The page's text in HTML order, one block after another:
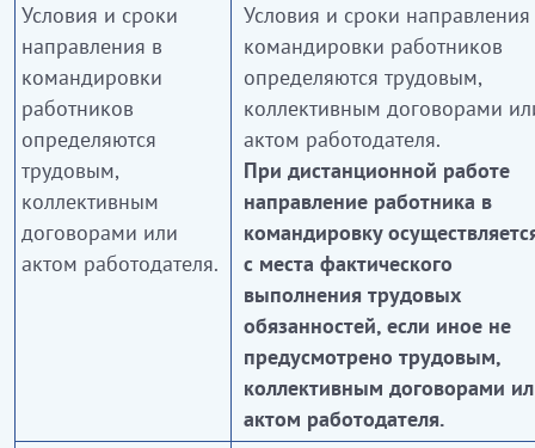
Условия и сроки
направления в
командировки
работников
определяются
трудовым,
коллективным
договорами или
актом работодателя.
Условия и сроки направления
командировки работников
определяются трудовым,
коллективным договорами
актом работодателя.
При дистанционной работе
направление работника в
командировку
с места фактического
выполнения трудовых
обязанностей, если иное не
предусмотрено трудовым,
коллективным договорами
актом работодателя.